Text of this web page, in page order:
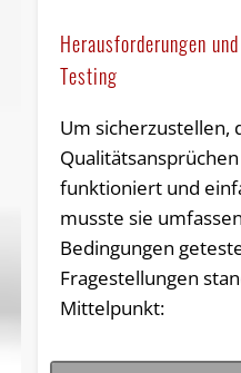
Herausforderungen
Testing
Um sicherzustellen,
funktioniert und
musste sie
Bedingungen
Fragestellungen
Mittelpunkt: